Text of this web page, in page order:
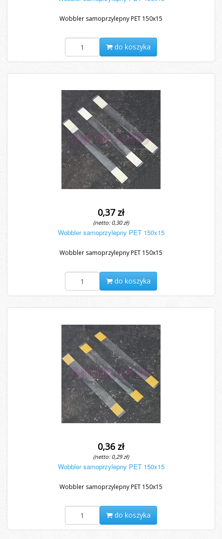
Wobbler samoprzylepny PET 150x15
do koszyka
0,37 zł
(netto: 0,30 zł)
Wobbler samoprzylepny PET 150x15
Wobbler samoprzylepny PET 150x15
do koszyka
0,36 zł
(netto: 0,29 zł)
Wobbler samoprzylepny PET 150x15
Wobbler samoprzylepny PET 150x15
do koszyka